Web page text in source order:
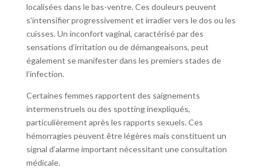
localisées dans le bas-ventre. Ces douleurs peuvent
s’intensifier progressivement et irradier vers le dos ou les
cuisses. Un inconfort vaginal, caractérisé par des
sensations d’irritation ou de démangeaisons, peut
également se manifester dans les premiers stades de
l’infection.
Certaines femmes rapportent des saignements
intermenstruels ou des spotting inexpliqués,
particulièrement après les rapports sexuels. Ces
hémorragies peuvent être légères mais constituent un
signal d’alarme important nécessitant une consultation
médicale.